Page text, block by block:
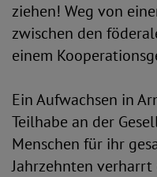
ziehen! Weg von
zwischen den
einem
Ein Aufwachsen in
Teilhabe an der
Menschen für ihr
Jahrzehnten